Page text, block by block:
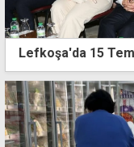
Lefkoşa'da 15